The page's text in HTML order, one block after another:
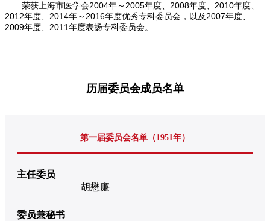
荣获上海市医学会2004年～ 2005年度、2008年度、2010年度、
2012年度、2014年～ 2016年度优秀专科委员会，以及2007年度、
2009年度、2011年度表扬专科委员会。
历届委员会成员名单
第一届委员会名单（1951年）
主任委员
胡懋廉
委员兼秘书